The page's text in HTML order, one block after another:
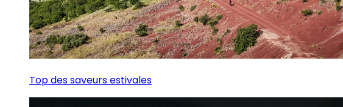
Top des saveurs estivales